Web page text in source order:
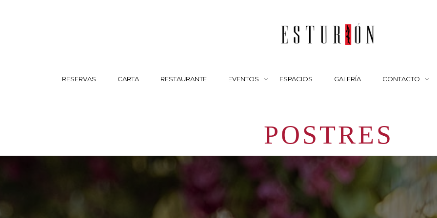
RESERVAS CARTA RESTAURANTE EVENTOS ESPACIOS GALERÍA CONTACTO
POSTRES